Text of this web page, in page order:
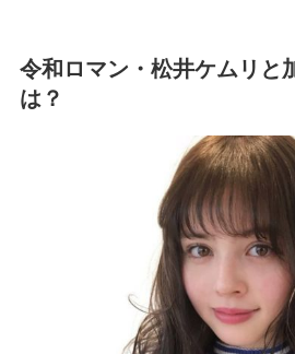
令和ロマン・松井ケムリと
は？